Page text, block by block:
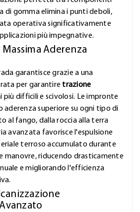
di gomma elimina i punti deboli,
operativa significativamente
più impegnative.
Aderenza
garantisce grazie a una
per garantire trazione
più difficili e scivolosi. Le impronte
superiore su ogni tipo di
al fango, dalla roccia alla terra
avanzata favorisce l'espulsione
terroso accumulato durante
manovre, riducendo drasticamente
e migliorando l'efficienza